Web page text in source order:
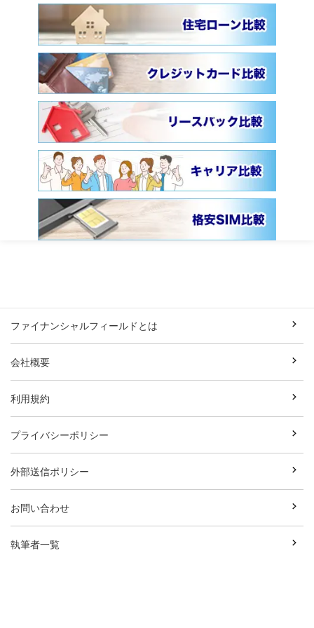
ファイナンシャルフィールドとは
会社概要
利用規約
プライバシーポリシー
外部送信ポリシー
お問い合わせ
執筆者一覧